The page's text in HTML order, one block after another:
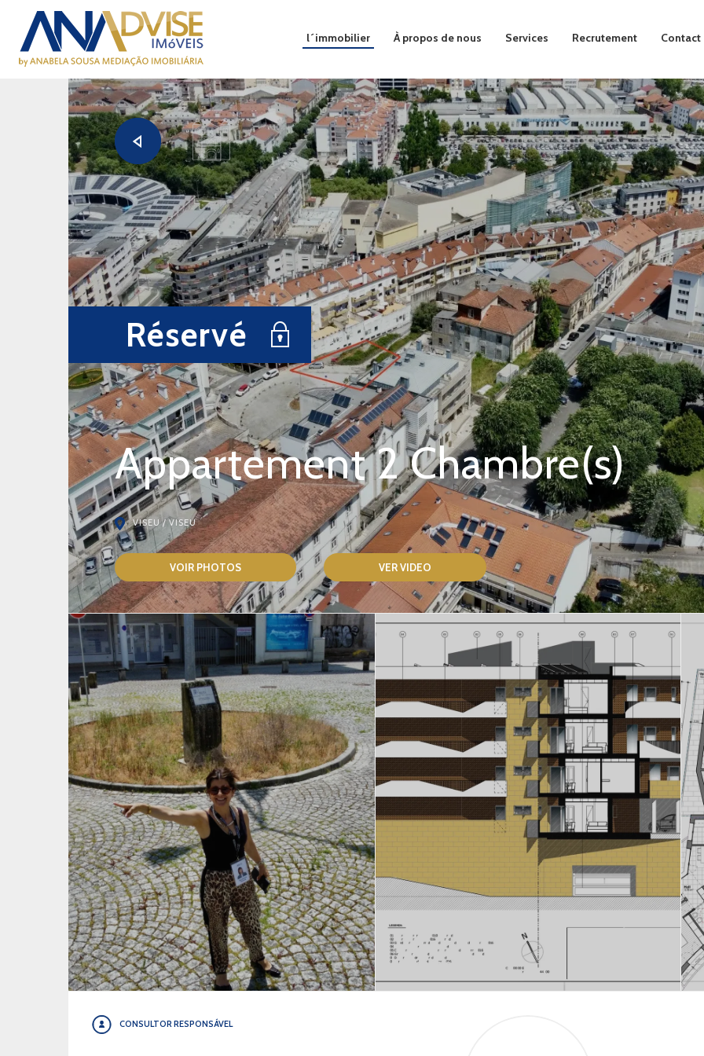
l´immobilier À propos de nous Services Recrutement Contact
VOIR PHOTOS VER VIDEO
Réservé
Appartement 2 Chambre(s)
VISEU / VISEU
Immeuble
CONSULTOR RESPONSÁVEL